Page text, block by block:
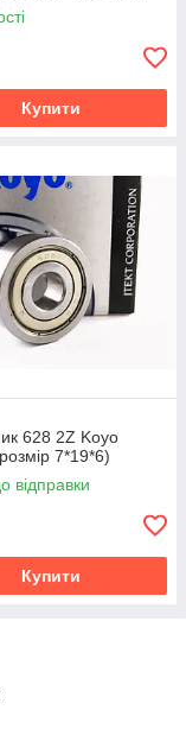
Купити
628 2Z Koyo
7*19*6)
відправки
Купити